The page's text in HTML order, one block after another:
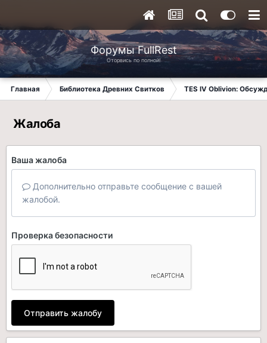
Форумы FullRest
Оторвись по полной!
Главная Библиотека Древних Свитков TES IV Oblivion:
Жалоба
Ваша жалоба
Дополнительно отправьте сообщение с вашей
жалобой.
Проверка безопасности
Отправить жалобу